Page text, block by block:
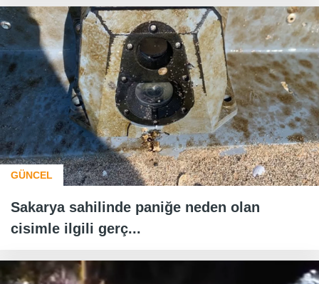
GÜNCEL
Sakarya sahilinde paniğe neden olan
cisimle ilgili gerç...